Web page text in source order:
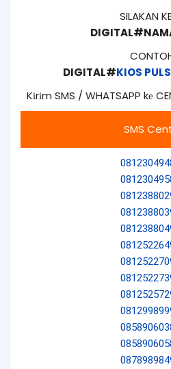
SILAKAN
DIGITAL#KIOS
Kіrіm SMS / WHATSAPP kе
SMS